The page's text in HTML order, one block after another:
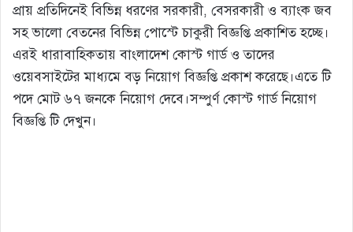
প্রায় প্রতিদিনেই বিভিন্ন ধরণের সরকারী, বেসরকারী ও ব্যাংক জব
সহ ভালো বেতনের বিভিন্ন পোস্টে চাকুরী বিজ্ঞপ্তি প্রকাশিত হচ্ছে।
এরই ধারাবাহিকতায় বাংলাদেশ কোস্ট গার্ড ও তাদের
ওয়েবসাইটের মাধ্যমে বড় নিয়োগ বিজ্ঞপ্তি প্রকাশ করেছে।এতে টি
পদে মোট ৬৭ জনকে নিয়োগ দেবে।সম্পুর্ণ কোস্ট গার্ড নিয়োগ
বিজ্ঞপ্তি টি দেখুন।